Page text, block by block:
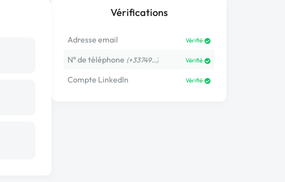
Vérifications
Adresse email Vérifié
N° de téléphone (+33749…) Vérifié
Compte LinkedIn Vérifié